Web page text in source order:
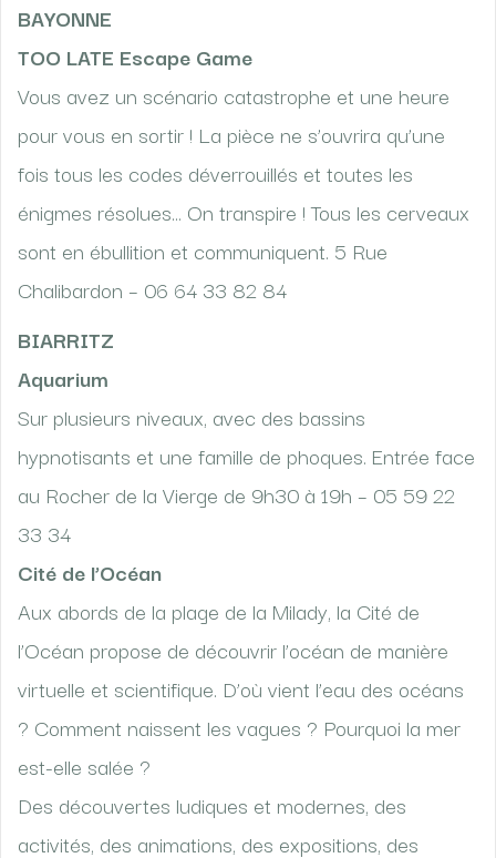
BAYONNE
TOO LATE Escape Game
Vous avez un scénario catastrophe et une heure
pour vous en sortir ! La pièce ne s’ouvrira qu’une
fois tous les codes déverrouillés et toutes les
énigmes résolues… On transpire ! Tous les cerveaux
sont en ébullition et communiquent. 5 Rue
Chalibardon – 06 64 33 82 84
BIARRITZ
Aquarium
Sur plusieurs niveaux, avec des bassins
hypnotisants et une famille de phoques. Entrée face
au Rocher de la Vierge de 9h30 à 19h – 05 59 22
33 34
Cité de l’Océan
Aux abords de la plage de la Milady, la Cité de
l’Océan propose de découvrir l’océan de manière
virtuelle et scientifique. D’où vient l’eau des océans
? Comment naissent les vagues ? Pourquoi la mer
est-elle salée ?
Des découvertes ludiques et modernes, des
activités, des animations, des expositions, des